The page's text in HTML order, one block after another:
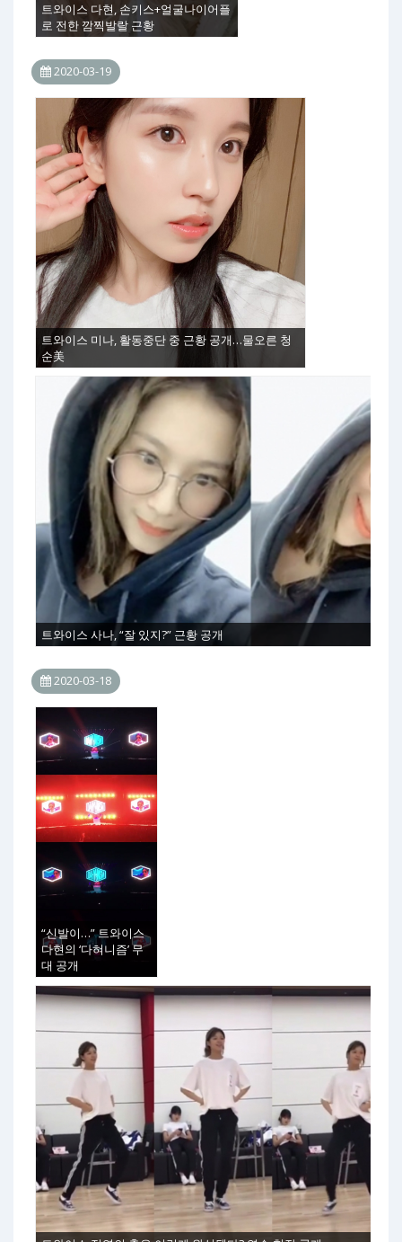
트와이스 다현, 손키스+얼굴나이어플
로 전한 깜찍발랄 근황
2020-03-19
트와이스 미나, 활동중단 중 근황 공개…물오른 청
순美
트와이스 사나, “잘 있지?” 근황 공개
2020-03-18
“신발이…” 트와이스
다현의 ‘다혀니즘’ 무
대 공개